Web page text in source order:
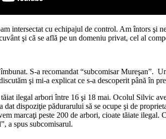
intersectat cu echipajul de control. Am întors şi
şi că se află pe un domeniu privat, cel al
S-a recomandat “subcomisar Mureşan”.
şi mi-a explicat ce s-a descoperit până în
tăiat ilegal arbori între 16 şi 18 mai. Ocolul Silvic
dat dispoziţie pădurarului să se ocupe şi de
marcaţi peste 200 de arbori, cioate tăiate
a spus subcomisarul.